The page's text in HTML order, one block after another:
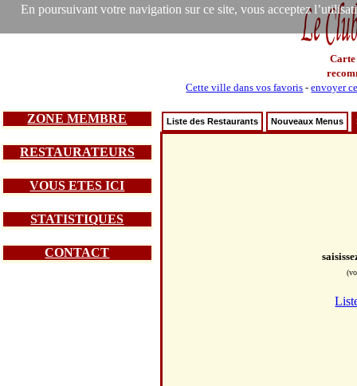
En poursuivant votre navigation sur ce site, vous acceptez
Carte
Cette ville dans vos favoris -envoyer
ZONE MEMBRE
RESTAURATEURS
VOUS ETES ICI
STATISTIQUES
CONTACT
Liste des Restaurants Nouveaux Menus